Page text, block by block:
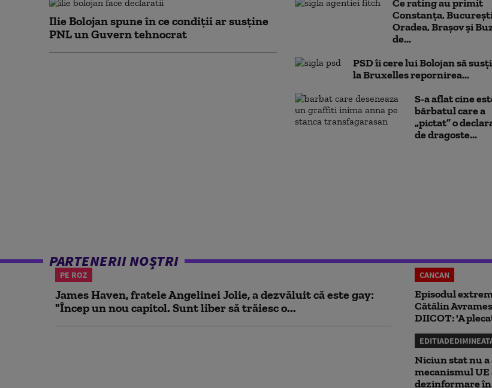
Ilie Bolojan spune în ce condiții ar susține
PNL un Guvern tehnocrat
Ce rating au primit
Constanța,
Oradea, Brașov și
de...
PSD îi cere lui Bolojan să
la Bruxelles repornirea...
S-a aflat cine
bărbatul care a
„pictat” o
de dragoste...
PARTENERII NOȘTRI
PE ROZ
James Haven, fratele Angelinei Jolie, a dezvăluit că este gay:
"Încep un nou capitol. Sunt liber să trăiesc o...
CANCAN
Episodul
Cătălin
DIICOT: 'A
Niciun stat nu
mecanismul
dezinformare